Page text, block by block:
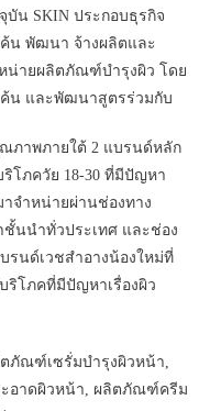
บัน SKIN ประกอบธุรกิจ
น พัฒนา จ้างผลิตและ
น่ายผลิตภัณฑ์บำรุงผิว โดย
น และพัฒนาสูตรร่วมกับ
ภาพภายใต้ 2 แบรนด์หลัก
ริโภควัย 18-30 ที่มีปัญหา
จำหน่ายผ่านช่องทาง
นนำทั่วประเทศ และช่อง
รนด์เวชสำอางน้องใหม่ที่
บริโภคที่มีปัญหาเรื่องผิว
ภัณฑ์เซรั่มบำรุงผิวหน้า,
อาดผิวหน้า, ผลิตภัณฑ์ครีม